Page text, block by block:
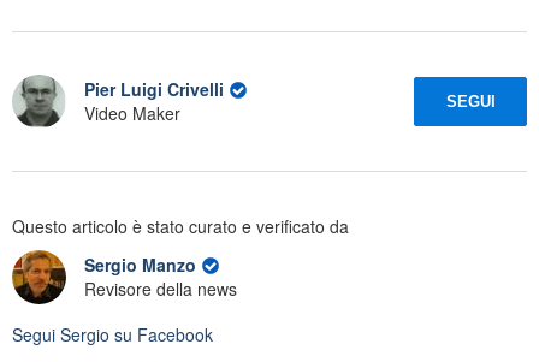
Pier Luigi Crivelli
Video Maker
SEGUI
Questo articolo è stato curato e verificato da
Sergio Manzo
Revisore della news
Segui Sergio su Facebook